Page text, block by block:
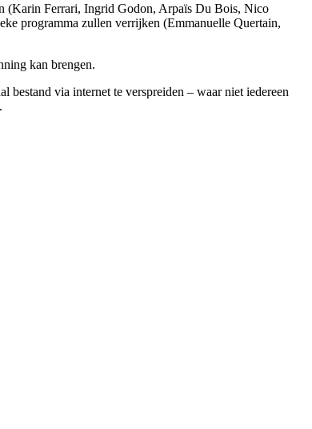
(Karin Ferrari, Ingrid Godon, Arpaïs Du Bois, Nico
programma zullen verrijken (Emmanuelle Quertain,
kan brengen.
via internet te verspreiden – waar niet iedereen